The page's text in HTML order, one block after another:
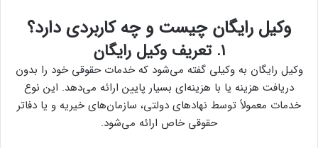
وکیل رایگان چیست و چه کاربردی دارد؟
۱. تعریف وکیل رایگان
وکیل رایگان به وکیلی گفته می‌شود که خدمات حقوقی خود را بدون
دریافت هزینه یا با هزینه‌ای بسیار پایین ارائه می‌دهد. این نوع
خدمات معمولاً توسط نهادهای دولتی، سازمان‌های خیریه و یا دفاتر
حقوقی خاص ارائه می‌شود.